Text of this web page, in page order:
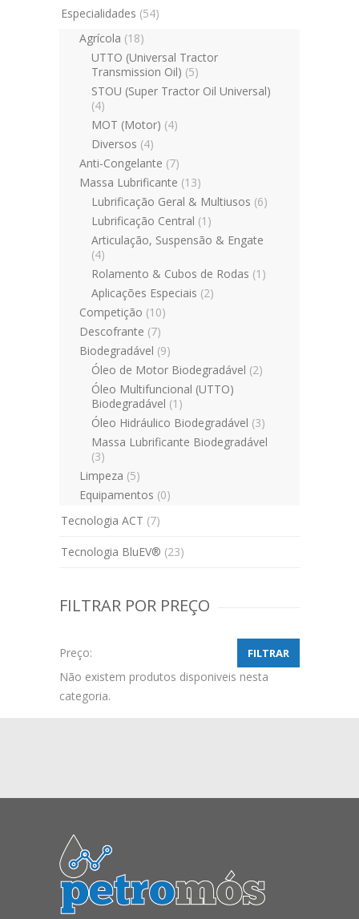
Especialidades (54)
Agrícola (18)
UTTO (Universal Tractor
Transmission Oil) (5)
STOU (Super Tractor Oil Universal)
(4)
MOT (Motor) (4)
Diversos (4)
Anti-Congelante (7)
Massa Lubrificante (13)
Lubrificação Geral & Multiusos (6)
Lubrificação Central (1)
Articulação, Suspensão & Engate
(4)
Rolamento & Cubos de Rodas (1)
Aplicações Especiais (2)
Competição (10)
Descofrante (7)
Biodegradável (9)
Óleo de Motor Biodegradável (2)
Óleo Multifuncional (UTTO)
Biodegradável (1)
Óleo Hidráulico Biodegradável (3)
Massa Lubrificante Biodegradável
(3)
Limpeza (5)
Equipamentos (0)
Tecnologia ACT (7)
Tecnologia BluEV® (23)
FILTRAR POR PREÇO
Preço: FILTRAR
Não existem produtos disponiveis nesta
categoria.